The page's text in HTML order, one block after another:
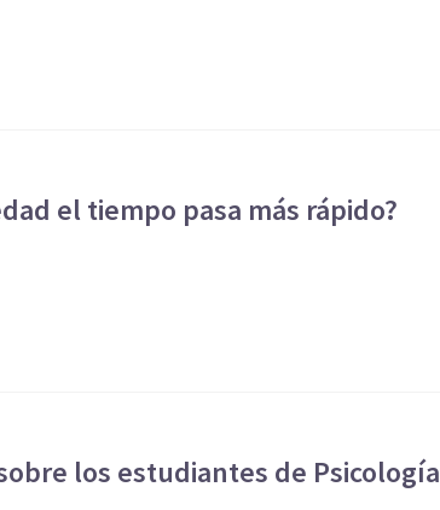
el tiempo pasa más rápido?
los estudiantes de Psicología